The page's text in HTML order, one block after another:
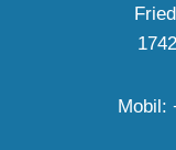
Mobil: